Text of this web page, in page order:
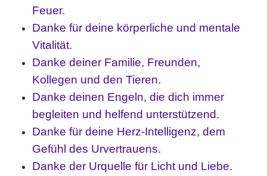
Feuer.
Danke für deine körperliche und mentale
Vitalität.
Danke deiner Familie, Freunden,
Kollegen und den Tieren.
Danke deinen Engeln, die dich immer
begleiten und helfend unterstützend.
Danke für deine Herz-Intelligenz, dem
Gefühl des Urvertrauens.
Danke der Urquelle für Licht und Liebe.